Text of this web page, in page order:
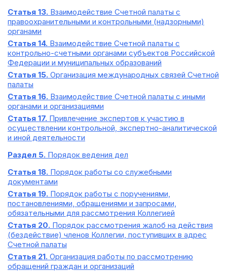
Статья 13. Взаимодействие Счетной палаты с
правоохранительными и контрольными (надзорными)
органами
Статья 14. Взаимодействие Счетной палаты с
контрольно-счетными органами субъектов Российской
Федерации и муниципальных образований
Статья 15. Организация международных связей Счетной
палаты
Статья 16. Взаимодействие Счетной палаты с иными
органами и организациями
Статья 17. Привлечение экспертов к участию в
осуществлении контрольной, экспертно-аналитической
и иной деятельности
Раздел 5. Порядок ведения дел
Статья 18. Порядок работы со служебными
документами
Статья 19. Порядок работы с поручениями,
постановлениями, обращениями и запросами,
обязательными для рассмотрения Коллегией
Статья 20. Порядок рассмотрения жалоб на действия
(бездействие) членов Коллегии, поступивших в адрес
Счетной палаты
Статья 21. Организация работы по рассмотрению
обращений граждан и организаций